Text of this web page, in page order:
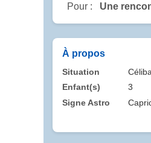
Pour : Une
À propos
Situation
Enfant(s)
3
Signe Astro